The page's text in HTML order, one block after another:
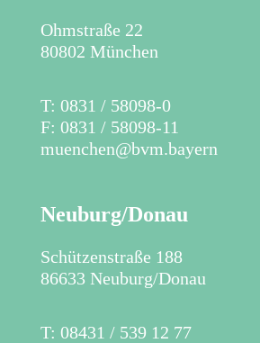
Ohmstraße 22
80802 München
T: 0831 / 58098-0
F: 0831 / 58098-11
muenchen@bvm.bayern
Neuburg/Donau
Schützenstraße 188
86633 Neuburg/Donau
T: 08431 / 539 12 77